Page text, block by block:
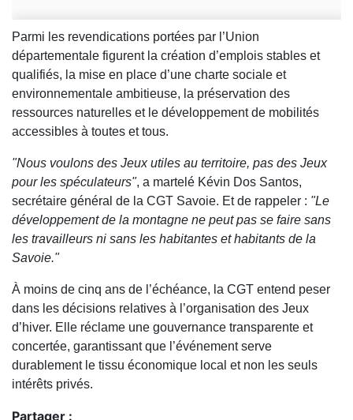
Parmi les revendications portées par l’Union
départementale figurent la création d’emplois stables et
qualifiés, la mise en place d’une charte sociale et
environnementale ambitieuse, la préservation des
ressources naturelles et le développement de mobilités
accessibles à toutes et tous.
"Nous voulons des Jeux utiles au territoire, pas des Jeux
pour les spéculateurs", a martelé Kévin Dos Santos,
secrétaire général de la CGT Savoie. Et de rappeler : "Le
développement de la montagne ne peut pas se faire sans
les travailleurs ni sans les habitantes et habitants de la
Savoie."
À moins de cinq ans de l’échéance, la CGT entend peser
dans les décisions relatives à l’organisation des Jeux
d’hiver. Elle réclame une gouvernance transparente et
concertée, garantissant que l’événement serve
durablement le tissu économique local et non les seuls
intérêts privés.
Partager :